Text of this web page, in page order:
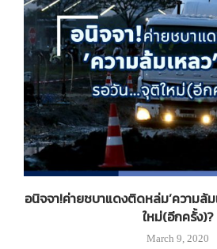
อนิจจา!ค่ายชบาแดงติดหล่ม’ความล้
ใหม่(อีกครั้ง)?
March 9, 2020